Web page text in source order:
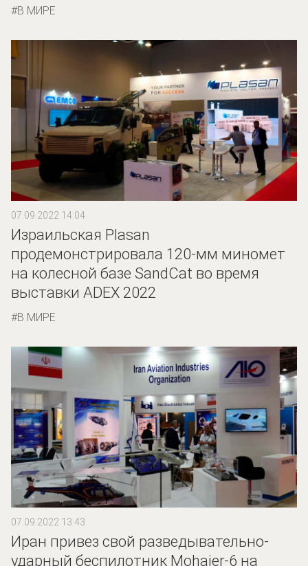
В МИРЕ
07.09.2022 14:04
Израильская Plasan
продемонстрировала 120-мм миномет
на колесной базе SandCat во время
выставки ADEX 2022
В МИРЕ
07.09.2022 13:43
Иран привез свой разведывательно-
ударный беспилотник Mohajer-6 на